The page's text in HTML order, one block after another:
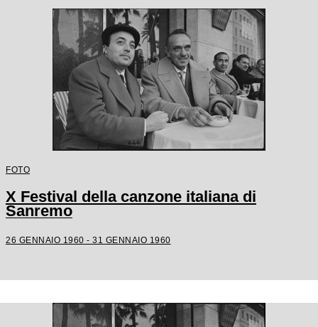
FOTO
X Festival della canzone italiana di
Sanremo
26 GENNAIO 1960 - 31 GENNAIO 1960